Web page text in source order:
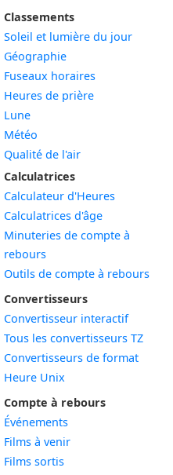
Classements
Soleil et lumière du jour
Géographie
Fuseaux horaires
Heures de prière
Lune
Météo
Qualité de l'air
Calculatrices
Calculateur d'Heures
Calculatrices d'âge
Minuteries de compte à
rebours
Outils de compte à rebours
Convertisseurs
Convertisseur interactif
Tous les convertisseurs TZ
Convertisseurs de format
Heure Unix
Compte à rebours
Événements
Films à venir
Films sortis